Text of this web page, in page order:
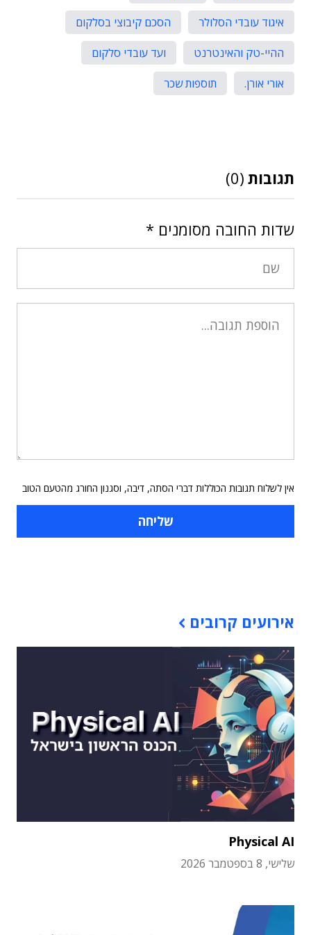
איגוד עובדי הסלולר
הסכם קיבוצי בסלקום
ההיי-טק והאינטרנט
ועד עובדי סלקום
אורי אורן.
תוספות שכר
תגובות (0)
שדות החובה מסומנים *
אין לשלוח תגובות הכוללות דברי הסתה, דיבה, וסגנון החורג מהטעם הטוב
אירועים קרובים
Physical AI
שלישי, 8 בספטמבר 2026